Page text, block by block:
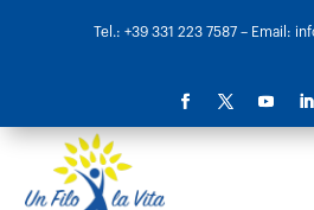
Tel.: +39 331 223 7587– Email: